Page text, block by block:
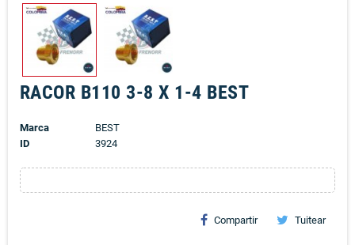
RACOR B110 3-8 X 1-4 BEST
Marca
BEST
ID
3924
Compartir Tuitear